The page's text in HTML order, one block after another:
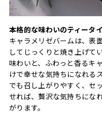
本格的な味わいのティータ
キャラメリゼバームは、表
してじっくりと焼き上げて
味わいと、ふわっと香るキ
けで幸せな気持ちになれる
でも召し上がりやすく、セ
せれば、贅沢な気持ちにな
がります。